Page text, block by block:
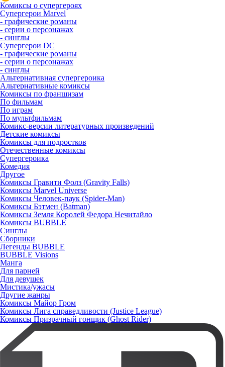
Комиксы о супергероях
Супергерои Marvel
- графические романы
- серии о персонажах
- синглы
Супергерои DC
- графические романы
- серии о персонажах
- синглы
Альтернативная супергероика
Альтернативные комиксы
Комиксы по франшизам
По фильмам
По играм
По мультфильмам
Комикс-версии литературных произведений
Детские комиксы
Комиксы для подростков
Отечественные комиксы
Супергероика
Комедия
Другое
Комиксы Гравити Фолз (Gravity Falls)
Комиксы Marvel Universe
Комиксы Человек-паук (Spider-Man)
Комиксы Бэтмен (Batman)
Комиксы Земля Королей Федора Нечитайло
Комиксы BUBBLE
Синглы
Сборники
Легенды BUBBLE
BUBBLE Visions
Манга
Для парней
Для девушек
Мистика/ужасы
Другие жанры
Комиксы Майор Гром
Комиксы Лига справедливости (Justice League)
Комиксы Призрачный гонщик (Ghost Rider)